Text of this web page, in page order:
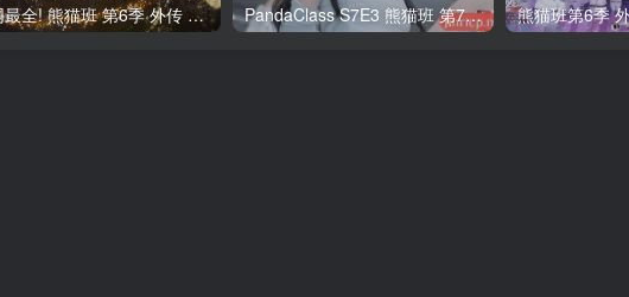
全网最全! 熊猫班 第6季 外传 SpinOff 全集 All in one 合集版 中英韩简繁字幕外挂版 PandaClass S7E3 熊猫班 第7季 第3期 二十一点日 中英韩简繁字幕